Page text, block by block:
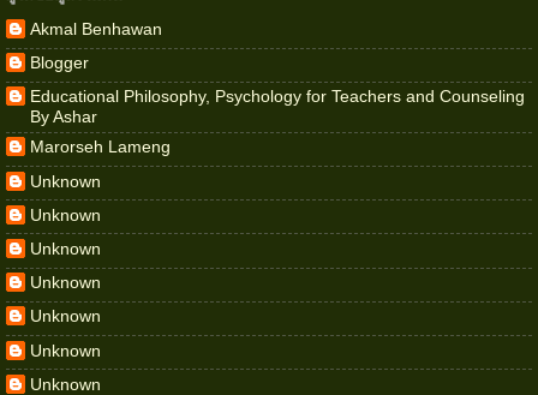
Akmal Benhawan
Blogger
Educational Philosophy, Psychology for Teachers and Counseling
By Ashar
Marorseh Lameng
Unknown
Unknown
Unknown
Unknown
Unknown
Unknown
Unknown